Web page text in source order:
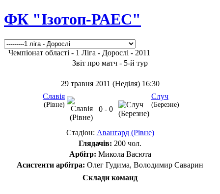
ФК "Ізотоп-РАЕС"
Чемпіонат області - 1 Ліга - Дорослі - 2011
Звіт про матч - 5-й тур
29 травня 2011 (Неділя) 16:30
Славія
(Рівне)
0 - 0
Случ
(Березне)
Стадіон: Авангард (Рівне)
Глядачів: 200 чол.
Арбітр: Микола Васюта
Асистенти арбітра: Олег Гудима, Володимир Саварин
Склади команд